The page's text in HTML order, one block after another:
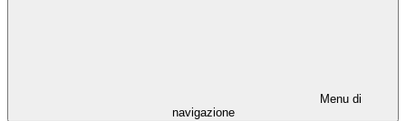
Menu di
navigazione